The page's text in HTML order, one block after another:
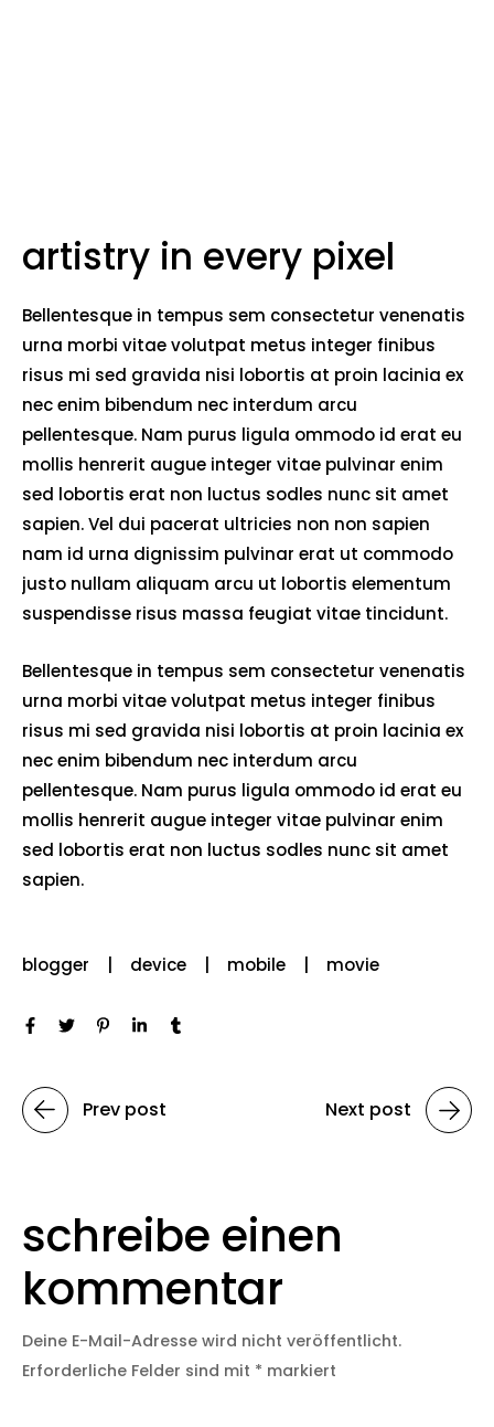
artistry in every pixel
Bellentesque in tempus sem consectetur venenatis
urna morbi vitae volutpat metus integer finibus
risus mi sed gravida nisi lobortis at proin lacinia ex
nec enim bibendum nec interdum arcu
pellentesque. Nam purus ligula ommodo id erat eu
mollis henrerit augue integer vitae pulvinar enim
sed lobortis erat non luctus sodles nunc sit amet
sapien. Vel dui pacerat ultricies non non sapien
nam id urna dignissim pulvinar erat ut commodo
justo nullam aliquam arcu ut lobortis elementum
suspendisse risus massa feugiat vitae tincidunt.
Bellentesque in tempus sem consectetur venenatis
urna morbi vitae volutpat metus integer finibus
risus mi sed gravida nisi lobortis at proin lacinia ex
nec enim bibendum nec interdum arcu
pellentesque. Nam purus ligula ommodo id erat eu
mollis henrerit augue integer vitae pulvinar enim
sed lobortis erat non luctus sodles nunc sit amet
sapien.
blogger device mobile movie
Prev post Next post
schreibe einen
kommentar
Deine E-Mail-Adresse wird nicht veröffentlicht.
Erforderliche Felder sind mit * markiert